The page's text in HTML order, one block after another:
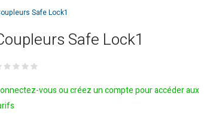
Safe Lock1
Safe Lock1
vous ou créez un compte pour accéder aux